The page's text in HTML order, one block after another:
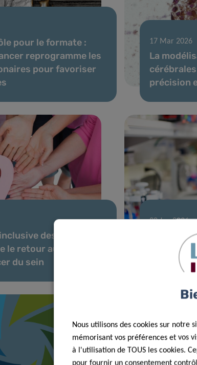
pour le formate :
reprogramme les
pour favoriser
17 Mar 2026
La
précision
des patients
le retour au travail
du sein
30 Jan 2026
Le TSI
de
leucémie
Nous utilisons des cookies sur
mémorisant vos préférences et vos
à l'utilisation de TOUS les cookies.
pour fournir un consentement